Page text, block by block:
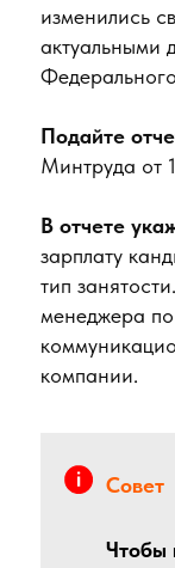
изменились
актуальными
Подайте
Минтруда от
В отчете
зарплату
тип
менеджера
компании.
Совет
Чтобы